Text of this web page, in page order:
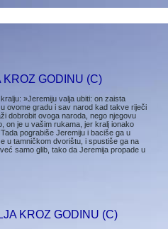
GODINU (C)
»Jeremiju valja ubiti: on zaista
ovome gradu i sav narod kad takve riječi
dobrobit ovoga naroda, nego njegovu
on je u vašim rukama, jer kralj ionako
pograbiše Jeremiju i baciše ga u
u tamničkom dvorištu, i spustiše ga na
samo glib, tako da Jeremija propade u
KROZ GODINU (C)